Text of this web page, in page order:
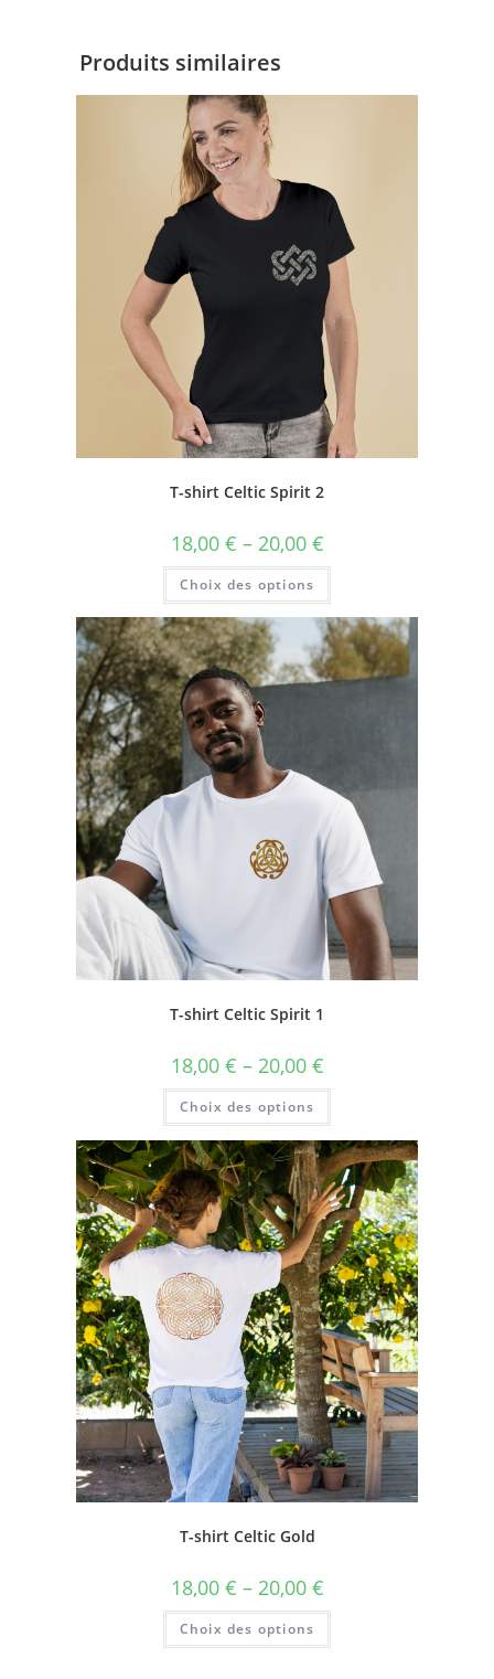
Produits similaires
T-shirt Celtic Spirit 2
18,00 € – 20,00 €
Choix des options
T-shirt Celtic Spirit 1
18,00 € – 20,00 €
Choix des options
T-shirt Celtic Gold
18,00 € – 20,00 €
Choix des options